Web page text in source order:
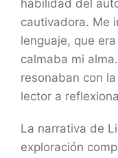
habilidad del
cautivadora. Me
lenguaje, que
calmaba mi
resonaban con
lector a
La narrativa de
exploración